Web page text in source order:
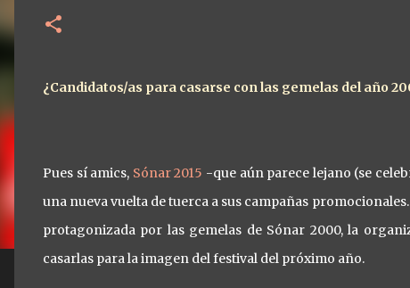
¿Candidatos/as para casarse con las gemelas del año
Pues sí amics, Sónar 2015 -que aún parece lejano (se
una nueva vuelta de tuerca a sus campañas
protagonizada por las gemelas de Sónar 2000, la
casarlas para la imagen del festival del próximo año.